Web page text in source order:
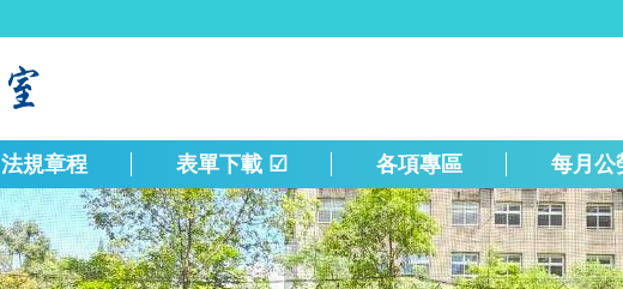
法規章程 表單下載 ☑ 各項專區 每月公